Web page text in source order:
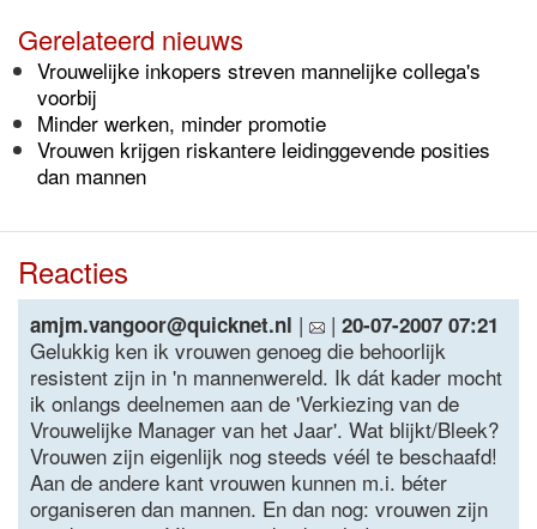
Gerelateerd nieuws
Vrouwelijke inkopers streven mannelijke collega's
voorbij
Minder werken, minder promotie
Vrouwen krijgen riskantere leidinggevende posities
dan mannen
Reacties
amjm.vangoor@quicknet.nl | | 20-07-2007 07:21
Gelukkig ken ik vrouwen genoeg die behoorlijk
resistent zijn in 'n mannenwereld. Ik dát kader mocht
ik onlangs deelnemen aan de 'Verkiezing van de
Vrouwelijke Manager van het Jaar'. Wat blijkt/Bleek?
Vrouwen zijn eigenlijk nog steeds véél te beschaafd!
Aan de andere kant vrouwen kunnen m.i. béter
organiseren dan mannen. En dan nog: vrouwen zijn